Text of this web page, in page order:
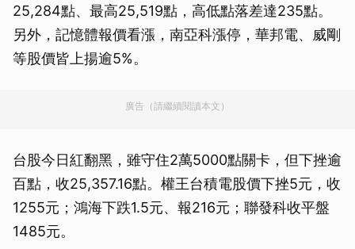
25,284點、最高25,519點，高低點落差達235點。
另外，記憶體報價看漲，南亞科漲停，華邦電、威剛
等股價皆上揚逾5%。
廣告（請繼續閱讀本文）
台股今日紅翻黑，雖守住2萬5000點關卡，但下挫逾
百點，收25,357.16點。權王台積電股價下挫5元，收
1255元；鴻海下跌1.5元、報216元；聯發科收平盤
1485元。